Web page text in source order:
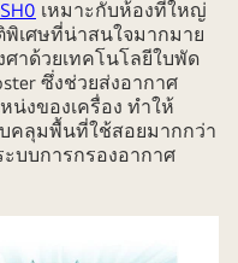
เหมาะกับห้องที่ใหญ่
เศษที่น่าสนใจมากมาย
ศาด้วยเทคโนโลยีใบพัด
ซึ่งช่วยส่งอากาศ
น่งของเครื่อง ทำให้
คลุมพื้นที่ใช้สอยมากกว่า
บบการกรองอากาศ